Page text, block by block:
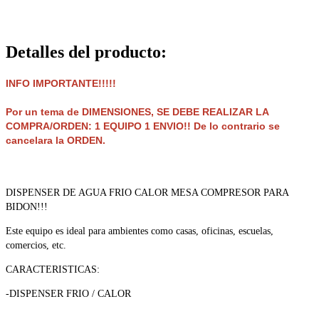
Detalles del producto:
INFO IMPORTANTE!!!!!
Por un tema de DIMENSIONES, SE DEBE REALIZAR LA
COMPRA/ORDEN: 1 EQUIPO 1 ENVIO!! De lo contrario se
cancelara la ORDEN.
DISPENSER DE AGUA FRIO CALOR MESA COMPRESOR PARA
BIDON!!!
Este equipo es ideal para ambientes como casas, oficinas, escuelas,
comercios, etc.
CARACTERISTICAS:
-DISPENSER FRIO / CALOR